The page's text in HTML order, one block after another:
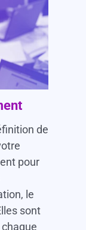
de
pour
le
sont